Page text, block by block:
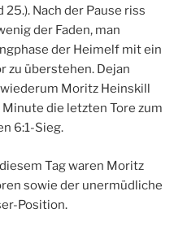
Nach der Pause riss
der Faden, man
der Heimelf mit ein
zu überstehen. Dejan
Moritz Heinskill
die letzten Tore zum
6:1-Sieg.
Tag waren Moritz
sowie der unermüdliche
Position.